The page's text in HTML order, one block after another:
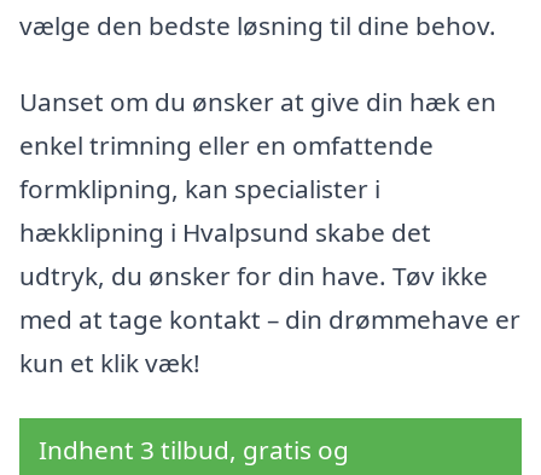
vælge den bedste løsning til dine behov.
Uanset om du ønsker at give din hæk en
enkel trimning eller en omfattende
formklipning, kan specialister i
hækklipning i Hvalpsund skabe det
udtryk, du ønsker for din have. Tøv ikke
med at tage kontakt – din drømmehave er
kun et klik væk!
Indhent 3 tilbud, gratis og